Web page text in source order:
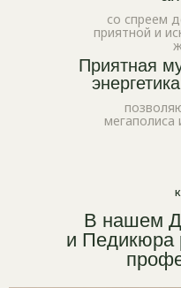
Приятная
мегаполиса
со спреем
приятной и
В нашем
и Педикюра